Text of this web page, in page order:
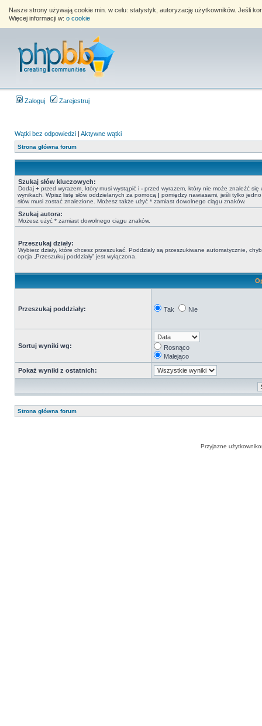
Nasze strony używają cookie min. w celu: statystyk, autoryzację użytkowników. Jeśli
Więcej informacji w: o cookie
Zaloguj Zarejestruj
Wątki bez odpowiedzi | Aktywne wątki
Strona główna forum
Szukaj słów kluczowych:
Dodaj + przed wyrazem, który musi wystąpić i - przed wyrazem, który nie może znaleźć się
wynikach. Wpisz listę słów oddzielanych za pomocą | pomiędzy nawiasami, jeśli tylko
słów musi zostać znalezione. Możesz także użyć * zamiast dowolnego ciągu znaków.
Szukaj autora:
Możesz użyć * zamiast dowolnego ciągu znaków.
Przeszukaj działy:
Wybierz działy, które chcesz przeszukać. Poddziały są przeszukiwane automatycznie,
opcja „Przeszukuj poddziały” jest wyłączona.
Przeszukaj poddziały: Tak Nie
Sortuj wyniki wg:
Rosnąco
Malejąco
Pokaż wyniki z ostatnich:
Strona główna forum
Przyjazne